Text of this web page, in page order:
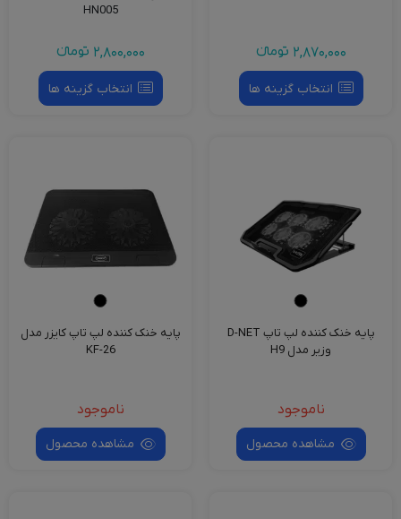
2,870,000 تومانءء
انتخاب گزینه ها
HN005
2,800,000 تومانءء
انتخاب گزینه ها
پایه خنک کننده لپ تاپ D-NET
وزیر مدل H9
ناموجود
مشاهده محصول
پایه خنک کننده لپ تاپ کایزر مدل
KF-26
ناموجود
مشاهده محصول